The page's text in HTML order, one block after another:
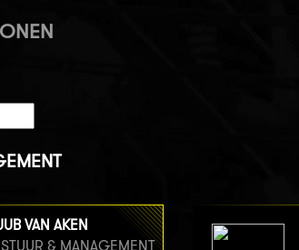
VAN AKEN
& MANAGEMENT